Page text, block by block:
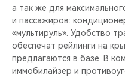
а так же для
и пассажиров:
«мультируль». Удобство
обеспечат рейлинги на
предлагаются в базе. В
иммобилайзер и